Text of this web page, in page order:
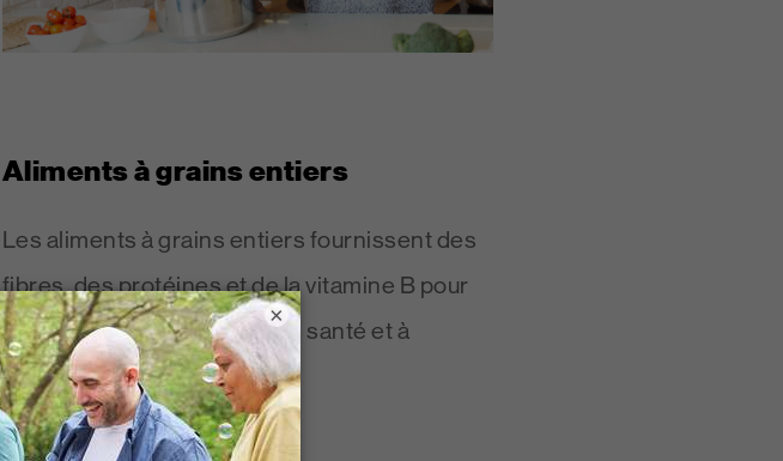
Aliments à grains entiers
Les aliments à grains entiers fournissent des
fibres, des protéines et de la vitamine B pour
vous aider à rester en bonne santé et à
maintenir un poids sain.
Lire la suite
×